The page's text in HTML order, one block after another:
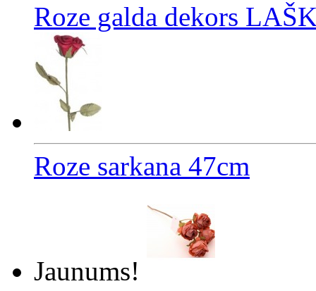
Roze galda dekors
Roze sarkana 47cm
Jaunums!